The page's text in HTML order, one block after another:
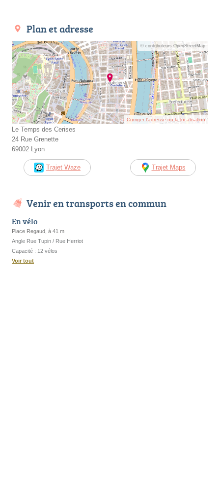
Plan et adresse
© contributeurs OpenStreetMap
Corriger l’adresse ou la localisation
Le Temps des Cerises
24 Rue Grenette
69002 Lyon
Trajet Waze Trajet Maps
Venir en transports en commun
En vélo
Place Regaud, à 41 m
Angle Rue Tupin / Rue Herriot
Capacité : 12 vélos
Voir tout